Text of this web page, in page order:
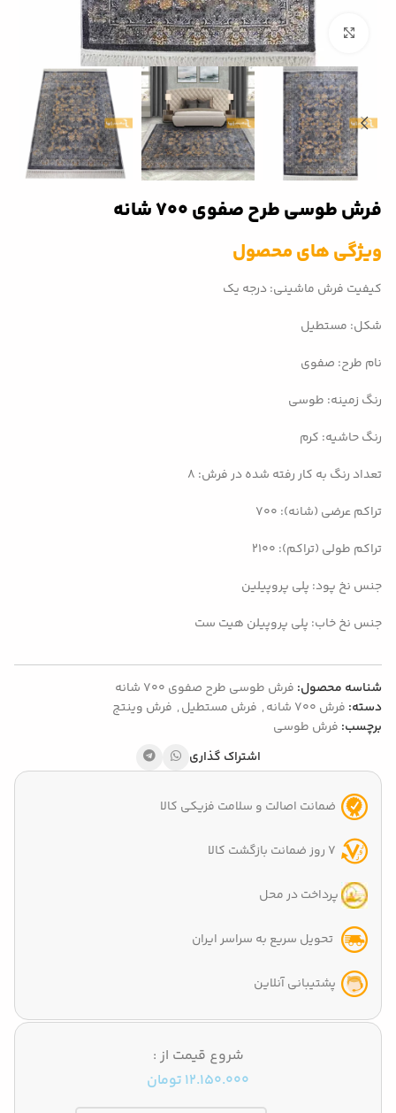
بزرگنمایی تصویر
فرش طوسی طرح صفوی 700 شانه
ویژگی های محصول
کیفیت فرش ماشینی: درجه یک
شکل: مستطیل
نام طرح: صفوی
رنگ زمینه: طوسی
رنگ حاشیه: کرم
تعداد رنگ به کار رفته شده در فرش: 8
تراکم عرضی (شانه): 700
تراکم طولی (تراکم): 2100
جنس نخ پود: پلی پروپیلین
جنس نخ خاب: پلی پروپیلن هیت ست
شناسه محصول: فرش طوسی طرح صفوی 700 شانه
دسته: فرش 700 شانه , فرش مستطیل, فرش وینتج
برچسب: فرش طوسی
اشتراک گذاری
ضمانت اصالت و سلامت فزیکی کالا
پرداخت در محل
تحویل سریع به سراسر ایران
پشتیبانی آنلاین
شروع قیمت از :
12.150.000 تومان